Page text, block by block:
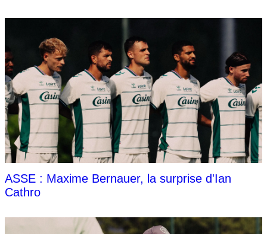
ASSE : Maxime Bernauer, la surprise d'Ian
Cathro